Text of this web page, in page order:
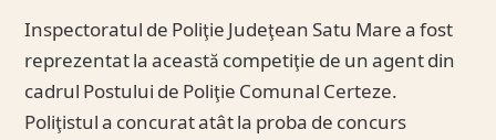
Inspectoratul de Poliţie Judeţean Satu Mare a fost
reprezentat la această competiţie de un agent din
cadrul Postului de Poliţie Comunal Certeze.
Poliţistul a concurat atât la proba de concurs